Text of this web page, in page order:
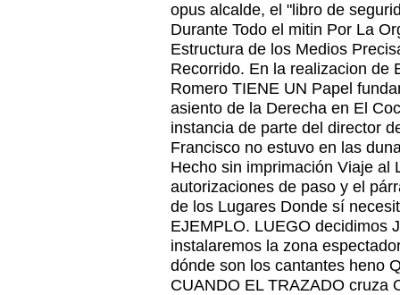
opus alcalde, el "libro de
Durante Todo el mitin Por La
Estructura de los Medios
Recorrido. En la realizacion de
Romero TIENE UN Papel
asiento de la Derecha en El
instancia de parte del director
Francisco no estuvo en las
Hecho sin imprimación Viaje al
autorizaciones de paso y el
de los Lugares Donde sí
EJEMPLO. LUEGO decidimos
instalaremos la zona
dónde son los cantantes heno
CUANDO EL TRAZADO cruza